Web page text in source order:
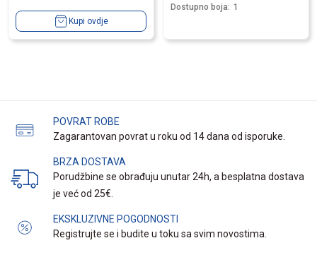
Kupi ovdje
Dostupno boja: 1
POVRAT ROBE
Zagarantovan povrat u roku od 14 dana od isporuke.
BRZA DOSTAVA
Porudžbine se obrađuju unutar 24h, a besplatna dostava
je već od 25€.
EKSKLUZIVNE POGODNOSTI
Registrujte se i budite u toku sa svim novostima.